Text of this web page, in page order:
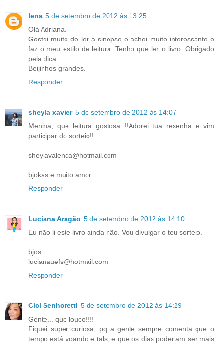
lena 5 de setembro de 2012 às 13:25
Olá Adriana.
Gostei muito de ler a sinopse e achei muito interessante e
faz o meu estilo de leitura. Tenho que ler o livro. Obrigado
pela dica.
Beijinhos grandes.
Responder
sheyla xavier 5 de setembro de 2012 às 14:07
Menina, que leitura gostosa !!Adorei tua resenha e vim
participar do sorteio!!
sheylavalenca@hotmail.com
bjokas e muito amor.
Responder
Luciana Aragão 5 de setembro de 2012 às 14:10
Eu não li este livro ainda não. Vou divulgar o teu sorteio.
bjos
lucianauefs@hotmail.com
Responder
Cici Senhoretti 5 de setembro de 2012 às 14:29
Gente... que louco!!!!
Fiquei super curiosa, pq a gente sempre comenta que o
tempo está voando e tals, e que os dias poderiam ser mais